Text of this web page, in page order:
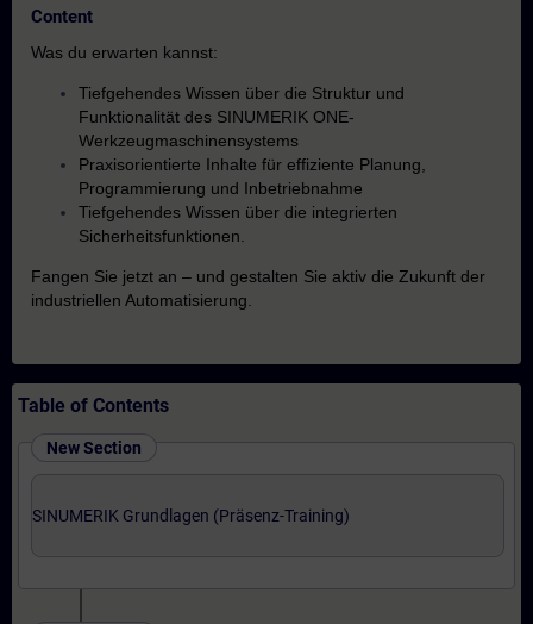
Content
Was du erwarten kannst:
Tiefgehendes Wissen über die Struktur und
Funktionalität des SINUMERIK ONE-
Werkzeugmaschinensystems
Praxisorientierte Inhalte für effiziente Planung,
Programmierung und Inbetriebnahme
Tiefgehendes Wissen über die integrierten
Sicherheitsfunktionen.
Fangen Sie jetzt an – und gestalten Sie aktiv die Zukunft der
industriellen Automatisierung.
Table of Contents
New Section
SINUMERIK Grundlagen (Präsenz-Training)